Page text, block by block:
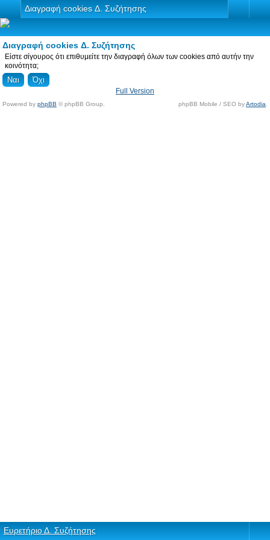
Διαγραφή cookies Δ. Συζήτησης
Διαγραφή cookies Δ. Συζήτησης
Είστε σίγουρος ότι επιθυμείτε την διαγραφή όλων των cookies από αυτήν την
κοινότητα;
Full Version
Powered by phpBB © phpBB Group. phpBB Mobile / SEO byArtodia
Ευρετήριο Δ. Συζήτησης